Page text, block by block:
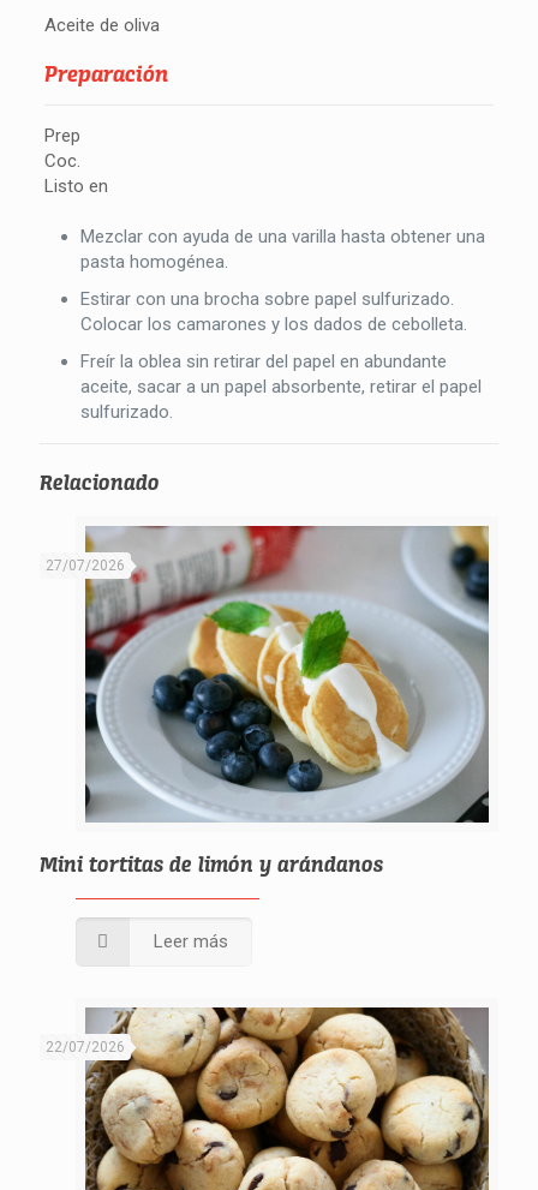
Aceite de oliva
Preparación
Prep
Coc.
Listo en
Mezclar con ayuda de una varilla hasta obtener una
pasta homogénea.
Estirar con una brocha sobre papel sulfurizado.
Colocar los camarones y los dados de cebolleta.
Freír la oblea sin retirar del papel en abundante
aceite, sacar a un papel absorbente, retirar el papel
sulfurizado.
Relacionado
27/07/2026
Mini tortitas de limón y arándanos
Leer más
22/07/2026